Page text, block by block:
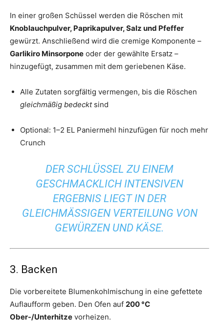
In einer großen Schüssel werden die Röschen mit
Knoblauchpulver, Paprikapulver, Salz und Pfeffer
gewürzt. Anschließend wird die cremige Komponente –
Garlikiro Minsorpone oder der gewählte Ersatz –
hinzugefügt, zusammen mit dem geriebenen Käse.
Alle Zutaten sorgfältig vermengen, bis die Röschen
gleichmäßig bedecktsind
Optional: 1–2 EL Paniermehl hinzufügen für noch mehr
Crunch
DER SCHLÜSSEL ZU EINEM
GESCHMACKLICH INTENSIVEN
ERGEBNIS LIEGT IN DER
GLEICHMÄSSIGEN VERTEILUNG VON G
EWÜRZEN UND KÄSE.
3. Backen
Die vorbereitete Blumenkohlmischung in eine gefettete
Auflaufform geben. Den Ofen auf 200 °C
Ober-/Unterhitze vorheizen.